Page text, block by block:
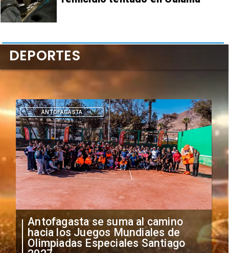
"Falta de profesionalismo": Sifup
anuncia medidas por situación
irregular de futbolistas
DEPORTES
DEPORTES